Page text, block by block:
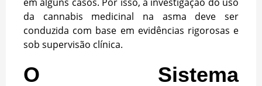
da cannabis medicinal na asma deve ser
conduzida com base em evidências rigorosas e
sob supervisão clínica.
O Sistema